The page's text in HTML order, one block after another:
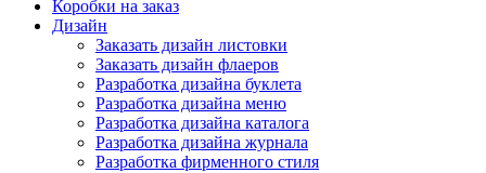
Коробки на заказ
Дизайн
Заказать дизайн листовки
Заказать дизайн флаеров
Разработка дизайна буклета
Разработка дизайна меню
Разработка дизайна каталога
Разработка дизайна журнала
Разработка фирменного стиля